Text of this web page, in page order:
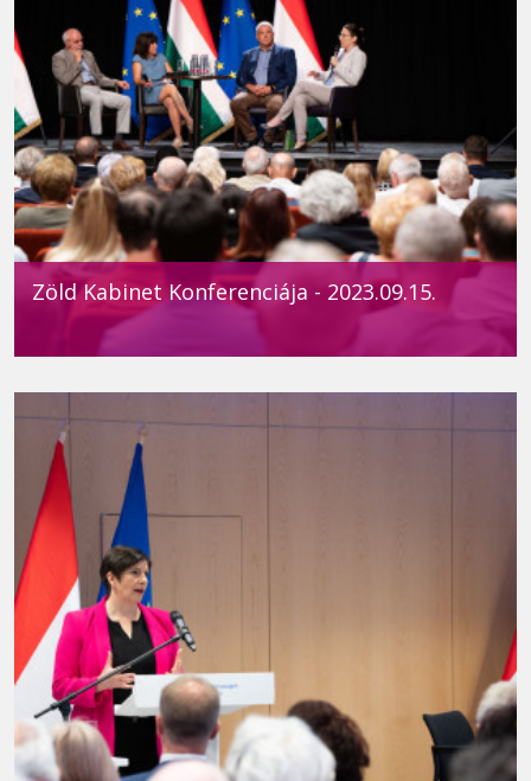
Zöld Kabinet Konferenciája - 2023.09.15.